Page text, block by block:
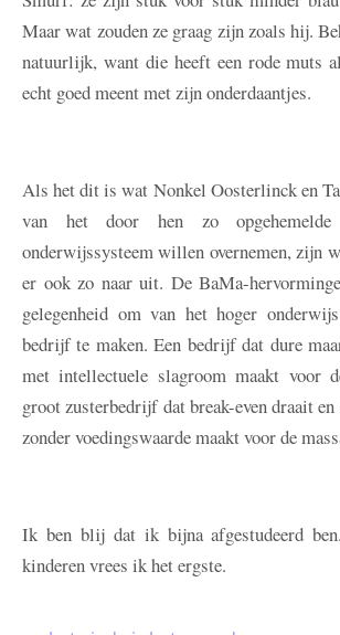
Maar wat zouden ze graag zijn zoals hij.
natuurlijk, want die heeft een rode muts
echt goed meent met zijn onderdaantjes.
Als het dit is wat Nonkel Oosterlinck en
van het door hen zo opgehemelde
onderwijssysteem willen overnemen, zijn
er ook zo naar uit. De BaMa-
gelegenheid om van het hoger
bedrijf te maken. Een bedrijf dat dure
met intellectuele slagroom maakt voor
groot zusterbedrijf dat break-even draait en
zonder voedingswaarde maakt voor de
Ik ben blij dat ik bijna afgestudeerd
kinderen vrees ik het ergste.